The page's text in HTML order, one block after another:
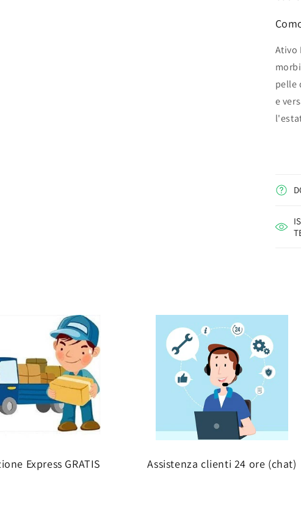
Ativo
pelle
e
Express GRATIS Assistenza clienti 24 ore (chat)